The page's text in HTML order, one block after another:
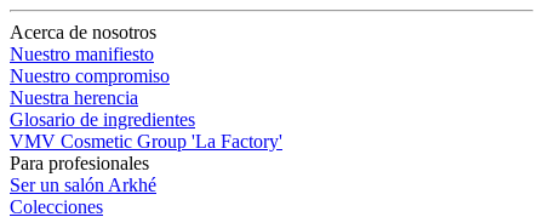
Acerca de nosotros
Nuestro manifiesto
Nuestro compromiso
Nuestra herencia
Glosario de ingredientes
VMV Cosmetic Group 'La Factory'
Para profesionales
Ser un salón Arkhé
Colecciones